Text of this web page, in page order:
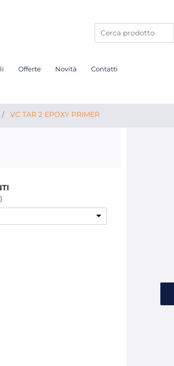
Offerte Novità Contatti
VC TAR 2 EPOXY PRIMER